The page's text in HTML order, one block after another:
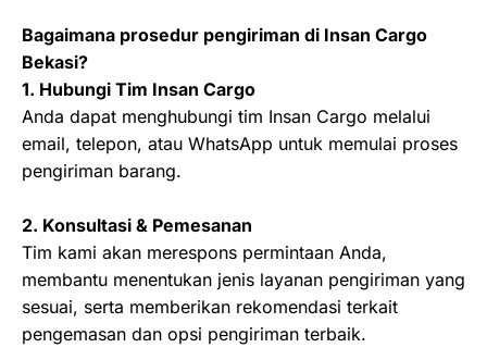
Bagaimana prosedur pengiriman di Insan Cargo
Bekasi?
1. Hubungi Tim Insan Cargo
Anda dapat menghubungi tim Insan Cargo melalui
email, telepon, atau WhatsApp untuk memulai proses
pengiriman barang.
2. Konsultasi & Pemesanan
Tim kami akan merespons permintaan Anda,
membantu menentukan jenis layanan pengiriman yang
sesuai, serta memberikan rekomendasi terkait
pengemasan dan opsi pengiriman terbaik.